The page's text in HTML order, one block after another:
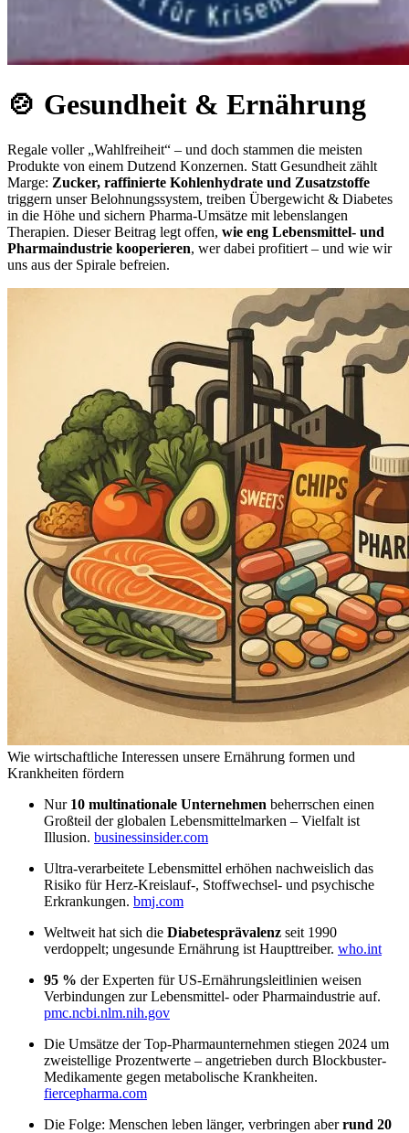
🍲 Gesundheit & Ernährung
Regale voller „Wahlfreiheit“ – und doch stammen die meisten
Produkte von einem Dutzend Konzernen. Statt Gesundheit zählt
Marge: Zucker, raffinierte Kohlenhydrate und Zusatzstoffe
triggern unser Belohnungssystem, treiben Übergewicht & Diabetes
in die Höhe und sichern Pharma-Umsätze mit lebenslangen
Therapien. Dieser Beitrag legt offen, wie eng Lebensmittel- und
Pharmaindustrie kooperieren, wer dabei profitiert – und wie wir
uns aus der Spirale befreien.
Wie wirtschaftliche Interessen unsere Ernährung formen und
Krankheiten fördern
Nur 10 multinationale Unternehmen beherrschen einen
Großteil der globalen Lebensmittel­marken – Vielfalt ist
Illusion. businessinsider.com
Ultra-verarbeitete Lebensmittel erhöhen nachweislich das
Risiko für Herz-Kreislauf-, Stoffwechsel- und psychische
Erkrankungen. bmj.com
Weltweit hat sich die Diabetes­prävalenz seit 1990
verdoppelt; ungesunde Ernährung ist Haupttreiber. who.int
95 % der Experten für US-Ernährungsleitlinien weisen
Verbindungen zur Lebensmittel- oder Pharmaindustrie auf.
pmc.ncbi.nlm.nih.gov
Die Umsätze der Top-Pharmaunternehmen stiegen 2024 um
zweistellige Prozentwerte – angetrieben durch Blockbuster-
Medikamente gegen metabolische Krankheiten.
fiercepharma.com
Die Folge: Menschen leben länger, verbringen aberrund 20